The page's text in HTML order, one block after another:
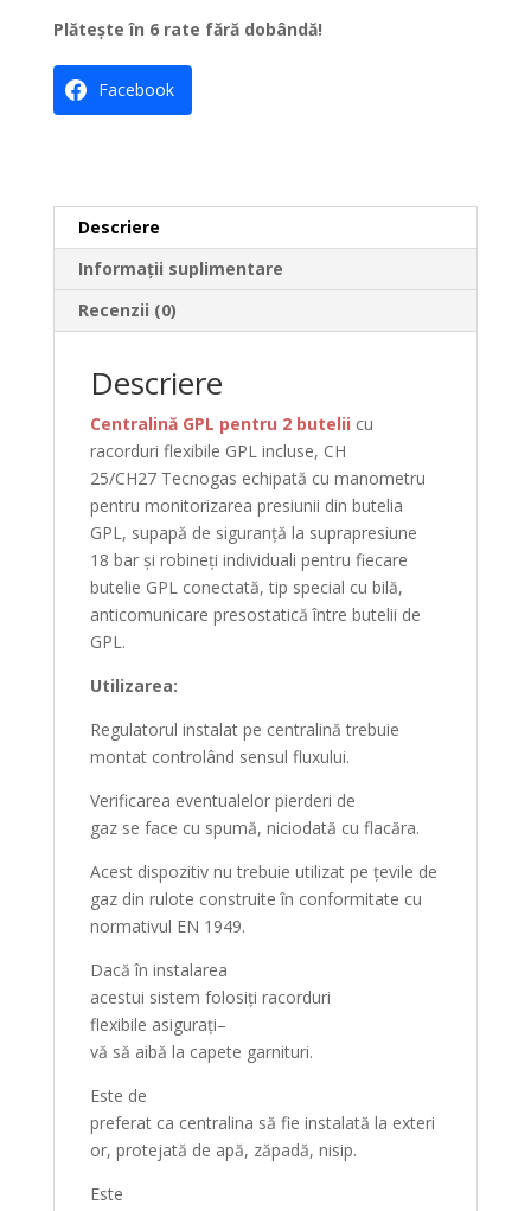
Plătește în 6 rate fără dobândă!
Facebook
Descriere
Informații suplimentare
Recenzii (0)
Descriere
Centralină GPL pentru 2 butelii cu
racorduri flexibile GPL incluse, CH
25/CH27Tecnogas echipată cu manometru
pentru monitorizarea presiunii din butelia
GPL, supapă de siguranță la suprapresiune
18 bar și robineți individuali pentru fiecare
butelie GPL conectată,tip special cu bilă,
anticomunicare presostaticăîntre butelii de
GPL.
Utilizarea:
Regulatorul instalat pe centralină trebuie
montat controlând sensul fluxului.
Verificarea eventualelor pierderi de
gaz se face cu spumă, niciodată cu flacăra.
Acest dispozitiv nu trebuie utilizat pe țevile de
gaz din rulote construiteîn conformitate cu
normativul EN 1949.
Dacă în instalarea
acestui sistem folosiți racorduri
flexibile asigurați–
vă să aibă la capete garnituri.
Este de
preferat ca centralina să fie instalată la exteri
or, protejată de apă, zăpadă, nisip.
Este